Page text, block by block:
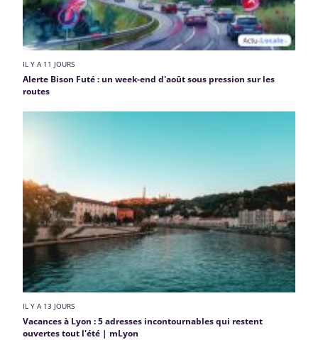
IL Y A 11 JOURS
Alerte Bison Futé : un week-end d'août sous pression sur les
routes
IL Y A 13 JOURS
Vacances à Lyon : 5 adresses incontournables qui restent
ouvertes tout l'été | mLyon